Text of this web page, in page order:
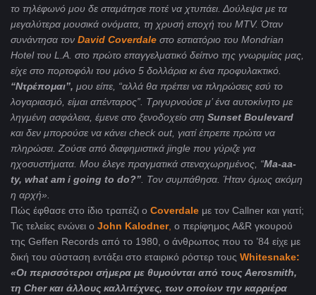
το τηλέφωνό μου δε σταμάτησε ποτέ να χτυπάει. Δούλεψα με τα
μεγαλύτερα μουσικά ονόματα, τη χρυσή εποχή του MTV. Όταν
συνάντησα τον David Coverdale στο εστιατόριο του Mondrian
Hotel του L A . στο πρώτο επαγγελματικό δείπνο της γνωριμίας μας,
είχε στο πορτοφόλι του μόνο 5 δολλάρια κι ένα προφυλακτικό.
“Ντρέπομαι”, μου είπε, “αλλά θα πρέπει να πληρώσεις εσύ το
λογαριασμό, είμαι απένταρος”. Τριγυρνούσε μ’ ένα αυτοκίνητο με
ληγμένη ασφάλεια, έμενε στο ξενοδοχείο στη Sunset Boulevard
και δεν μπορούσε να κάνει check out, γιατί έπρεπε πρώτα να
πληρώσει. Ζούσε από διαφημιστικά jingle που γύριζε για
ηχοσυστήματα. Μου έλεγε πραγματικά στεναχωρημένος, “Ma-aa-
ty, what am i going to do?” . Τον συμπάθησα. Ήταν όμως ακόμη
η αρχή».
Πώς έφθασε στο ίδιο τραπέζι ο Coverdale με τον Callner και γιατί;
Τις τελείες ενώνει ο John Kalodner, ο περίφημος Α&R γκουρού
της Geffen Records από το 1980, ο άνθρωπος που το ’84 είχε με
δική του σύσταση εντάξει στο εταιρικό ρόστερ τους Whitesnake:
«Οι περισσότεροι σήμερα με θυμούνται από τους Aerosmith,
τη Cherκαι άλλους καλλιτέχνες, των οποίων την καρριέρα